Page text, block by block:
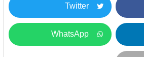
Twitter
WhatsApp